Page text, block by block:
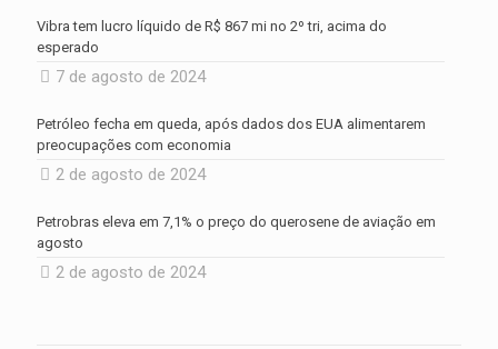
Vibra tem lucro líquido de R$ 867 mi no 2º tri, acima do
esperado
7 de agosto de 2024
Petróleo fecha em queda, após dados dos EUA alimentarem
preocupações com economia
2 de agosto de 2024
Petrobras eleva em 7,1% o preço do querosene de aviação em
agosto
2 de agosto de 2024